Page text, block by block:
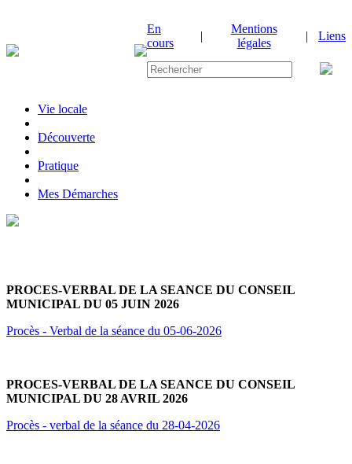
En
cours
|
Mentions
légales
| Liens
Vie locale
|Découverte
|Pratique
|Mes Démarches
PROCES-VERBAL DE LA SEANCE DU CONSEIL
MUNICIPAL DU 05 JUIN 2026
Procès - Verbal de la séance du 05-06-2026
PROCES-VERBAL DE LA SEANCE DU CONSEIL
MUNICIPAL DU 28 AVRIL 2026
Procès - verbal de la séance du 28-04-2026